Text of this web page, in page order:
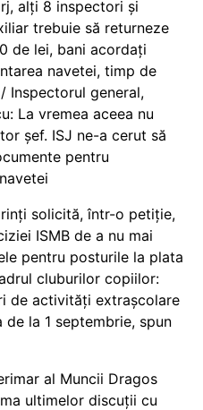
alți 8 inspectori și
trebuie să returneze
de lei, bani acordați
navetei, timp de
Inspectorul general,
La vremea aceea nu
șef. ISJ ne-a cerut să
pentru
solicită, într-o petiție,
ISMB de a nu mai
pentru posturile la plata
cluburilor copiilor:
de activități extrașcolare
de la 1 septembrie, spun
al Muncii Dragos
ultimelor discuții cu